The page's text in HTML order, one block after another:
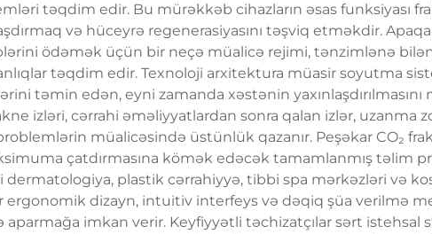
təqdim edir. Bu mürəkkəb cihazların əsas funksiyası
və hüceyrə regenerasiyasını təşviq etməkdir.
ödəmək üçün bir neçə müalicə rejimi, tənzimlənə
təqdim edir. Texnoloji arxitektura müasir soyutma
təmin edən, eyni zamanda xəstənin
izləri, cərrahi əməliyyatlardan sonra qalan izlər, uzanma
müalicəsində üstünlük qazanır. Peşəkar CO₂
çatdırmasına kömək edəcək tamamlanmış təlim
plastik cərrahiyyə, tibbi spa mərkəzləri və
ergonomik dizayn, intuitiv interfeys və dəqiq şüa verilmə
imkan verir. Keyfiyyətli təchizatçılar sərt istehsal